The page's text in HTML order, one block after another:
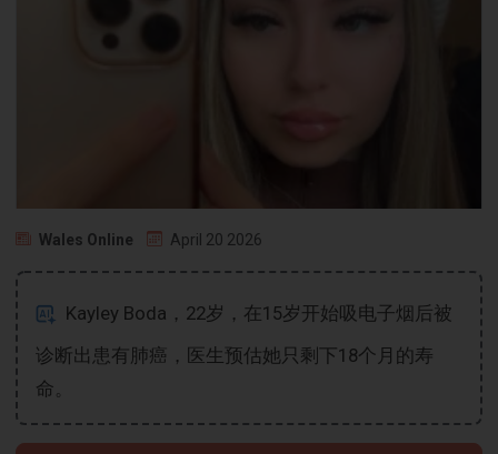
Wales Online April 20 2026
Kayley Boda，22岁，在15岁开始吸电子烟后被
诊断出患有肺癌，医生预估她只剩下18个月的寿
命。